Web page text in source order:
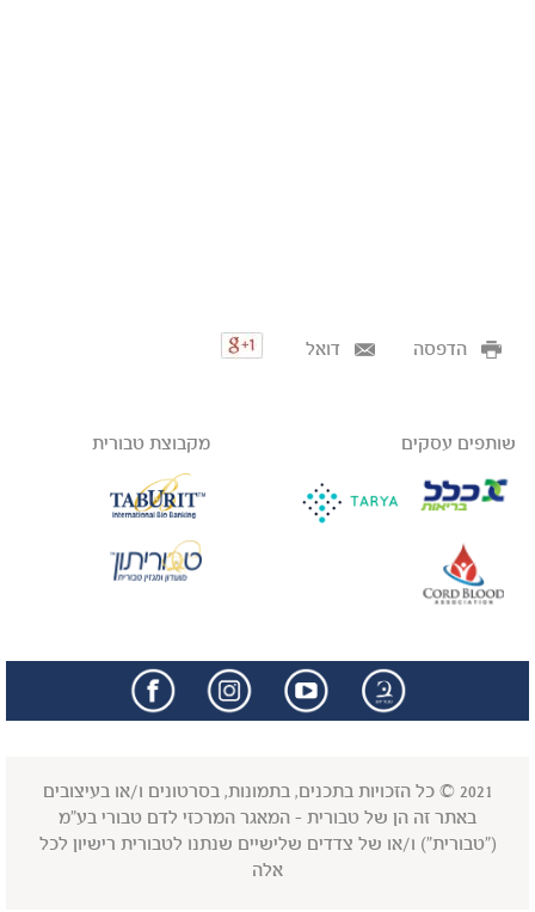
הדפסה דואל
שותפים עסקים מקבוצת טבורית
2021 © כל הזכויות בתכנים, בתמונות, בסרטונים ו/או בעיצובים
באתר זה הן של טבורית - המאגר המרכזי לדם טבורי בע"מ
("טבורית") ו/או של צדדים שלישיים שנתנו לטבורית רישיון לכל
אלה